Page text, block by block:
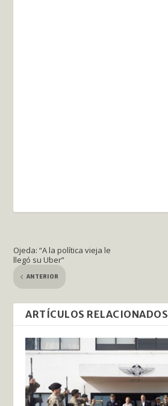
Ojeda: “A la política vieja le
llegó su Uber”
ANTERIOR
ARTÍCULOS RELACIONADOS